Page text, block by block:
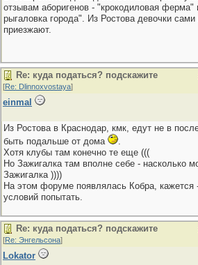
отзывам аборигенов - "крокодиловая ферма"
рыгаловка города". Из Ростова девочки
приезжают.
Re: куда податься? подскажите
[Re: Dlinnoxvostaya]
einmal
Из Ростова в Краснодар, кмк, едут не в
быть подальше от дома
.
Хотя клубы там конечно те еще (((
Но Зажигалка там вполне себе - насколько
Зажигалка ))))
На этом форуме появлялась Кобра, кажется
условий попытать.
Re: куда податься? подскажите
[Re: Энгельсона]
Lokator